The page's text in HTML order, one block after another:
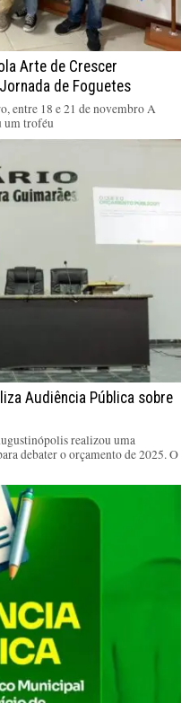
Arte de Crescer
de Foguetes
entre 18 e 21 de novembro A
um troféu
Audiência Pública sobre
realizou uma
debater o orçamento de 2025. O